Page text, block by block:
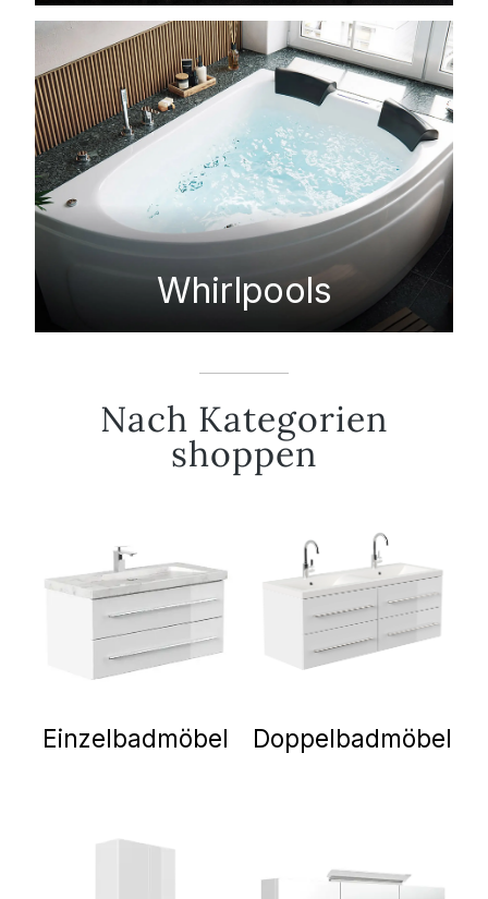
Whirlpools
Nach Kategorien
shoppen
Einzelbadmöbel Doppelbadmöbel